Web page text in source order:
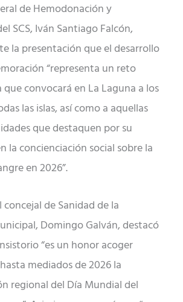
de Hemodonación y
SCS, Iván Santiago Falcón,
la presentación que el desarrollo
“representa un reto
convocará en La Laguna a los
las islas, así como a aquellas
que destaquen por su
la concienciación social sobre la
en 2026”.
de Sanidad de la
Domingo Galván, destacó
“es un honor acoger
mediados de 2026 la
regional del Día Mundial del